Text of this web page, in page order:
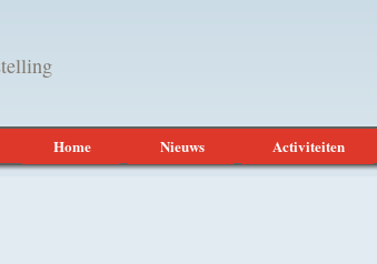
Home Nieuws Activiteiten